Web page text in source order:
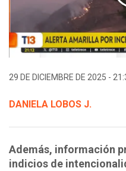
29 DE DICIEMBRE DE 2025 -
DANIELA LOBOS J.
Además, información
indicios de